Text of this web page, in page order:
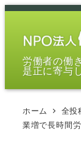
メ
労働者の働
是正に寄与
ホーム 全投
業増で長時間